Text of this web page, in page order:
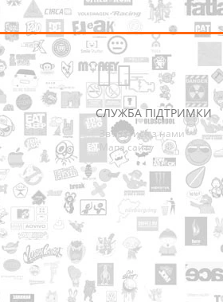
СЛУЖБА ПІДТРИМКИ
Зв’язатися з нами
Мапа сайту